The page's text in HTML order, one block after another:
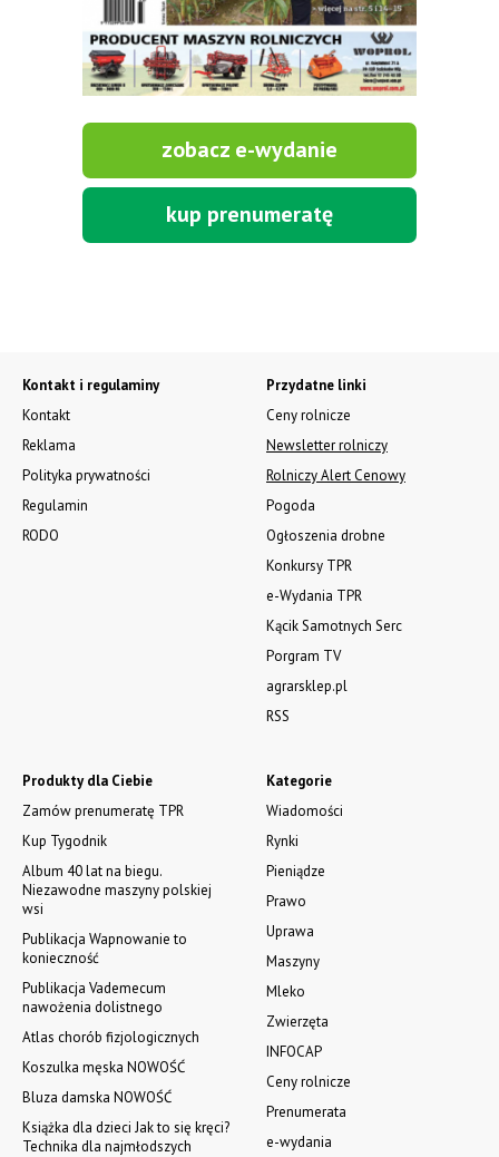
zobacz e-wydanie
kup prenumeratę
Kontakt i regulaminy
Kontakt
Reklama
Polityka prywatności
Regulamin
RODO
Kategorie
Wiadomości
Rynki
Pieniądze
Prawo
Uprawa
Maszyny
Mleko
Zwierzęta
INFOCAP
Ceny rolnicze
Prenumerata
e-wydania
Produkty dla Ciebie
Zamów prenumeratę TPR
Kup Tygodnik
Album 40 lat na biegu.
Niezawodne maszyny polskiej
wsi
Publikacja Wapnowanie to
konieczność
Publikacja Vademecum
nawożenia dolistnego
Atlas chorób fizjologicznych
Koszulka męska NOWOŚĆ
Bluza damska NOWOŚĆ
Książka dla dzieci Jak to się kręci?
Technika dla najmłodszych
Przydatne linki
Ceny rolnicze
Newsletter rolniczy
Rolniczy Alert Cenowy
Pogoda
Ogłoszenia drobne
Konkursy TPR
e-Wydania TPR
Kącik Samotnych Serc
Porgram TV
agrarsklep.pl
RSS